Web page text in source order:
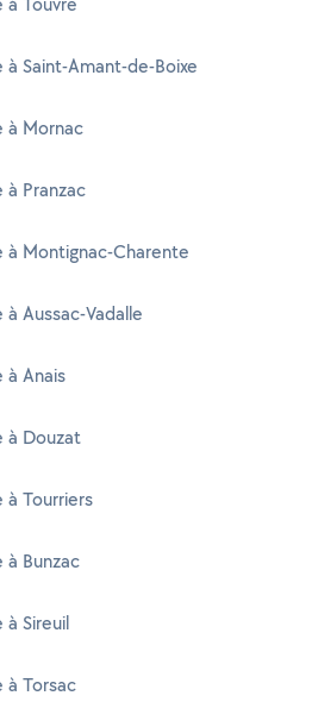
Saint-Amant-de-Boixe
à Mornac
Pranzac
Montignac-Charente
Aussac-Vadalle
à Anais
à Douzat
Tourriers
Bunzac
Sireuil
à Torsac